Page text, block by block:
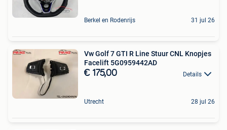
Berkel en Rodenrijs 31 jul 26
Vw Golf 7 GTI R Line Stuur CNL Knopjes
Facelift 5G0959442AD
€ 175,00 Details
Utrecht 28 jul 26